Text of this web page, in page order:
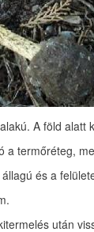
A föld
a termőréteg,
és a
után